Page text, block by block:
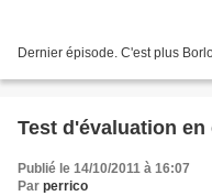
Dernier épisode. C'est plus
Test d'évaluation
Publié le 14/10/2011 à 16:07
Par perrico